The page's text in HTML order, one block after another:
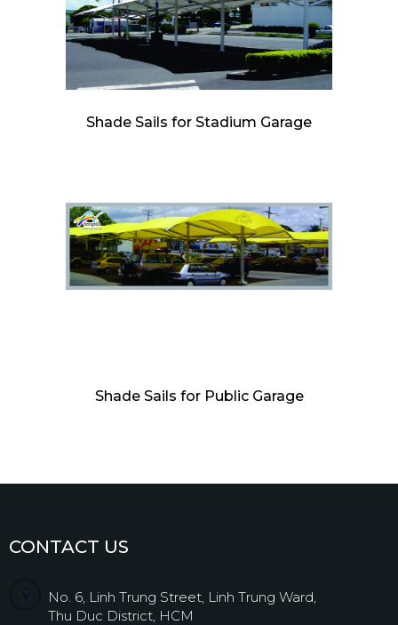
Shade Sails for Stadium Garage
Shade Sails for Public Garage
CONTACT US
No. 6, Linh Trung Street, Linh Trung Ward,
Thu Duc District, HCM